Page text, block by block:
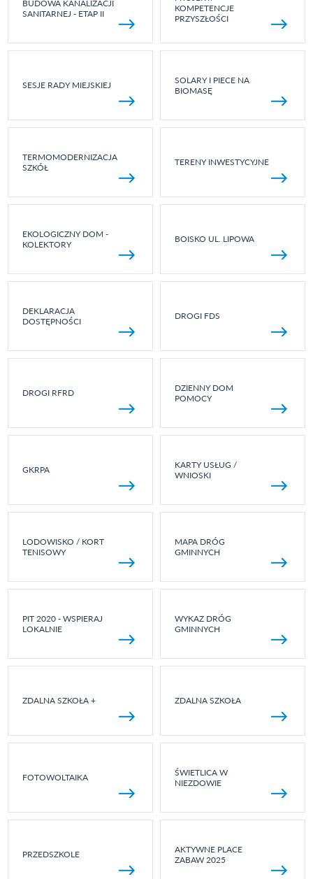
BUDOWA KANALIZACJI
SANITARNEJ - ETAP II
KOMPETENCJE
PRZYSZŁOŚCI
SESJE RADY MIEJSKIEJ
SOLARY I PIECE NA
BIOMASĘ
TERMOMODERNIZACJA
SZKÓŁ
TERENY INWESTYCYJNE
EKOLOGICZNY DOM -
KOLEKTORY
BOISKO UL. LIPOWA
DEKLARACJA
DOSTĘPNOŚCI
DROGI FDS
DROGI RFRD
DZIENNY DOM
POMOCY
GKRPA
KARTY USŁUG /
WNIOSKI
LODOWISKO / KORT
TENISOWY
MAPA DRÓG
GMINNYCH
PIT 2020 - WSPIERAJ
LOKALNIE
WYKAZ DRÓG
GMINNYCH
ZDALNA SZKOŁA + ZDALNA SZKOŁA
FOTOWOLTAIKA
ŚWIETLICA W
NIEZDOWIE
PRZEDSZKOLE
AKTYWNE PLACE
ZABAW 2025